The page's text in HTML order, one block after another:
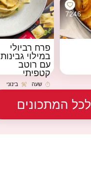
7246
פרח רביולי
במילוי גבינות
עם רוטב
קטפיתי
זמן הכנה
שעה רמת קושי
בינוני
לכל המתכונים